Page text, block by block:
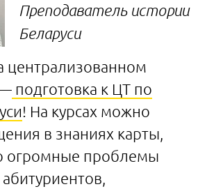
Преподаватель истории
Беларуси
централизованном
подготовка к ЦТ по
! На курсах можно
в знаниях карты,
огромные проблемы